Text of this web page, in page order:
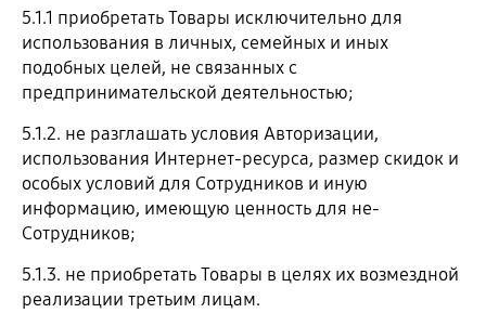
5.1.1 приобретать Товары исключительно для
использования в личных, семейных и иных
подобных целей, не связанных с
предпринимательской деятельностью;
5.1.2. не разглашать условия Авторизации,
использования Интернет-ресурса, размер скидок и
особых условий для Сотрудников и иную
информацию, имеющую ценность для не-
Сотрудников;
5.1.3. не приобретать Товары в целях их возмездной
реализации третьим лицам.